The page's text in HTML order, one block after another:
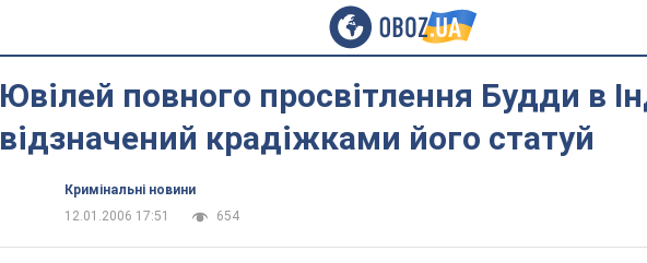
Ювілей повного просвітлення Будди в
відзначений крадіжками його статуй
Кримінальні новини
12.01.2006 17:51
654